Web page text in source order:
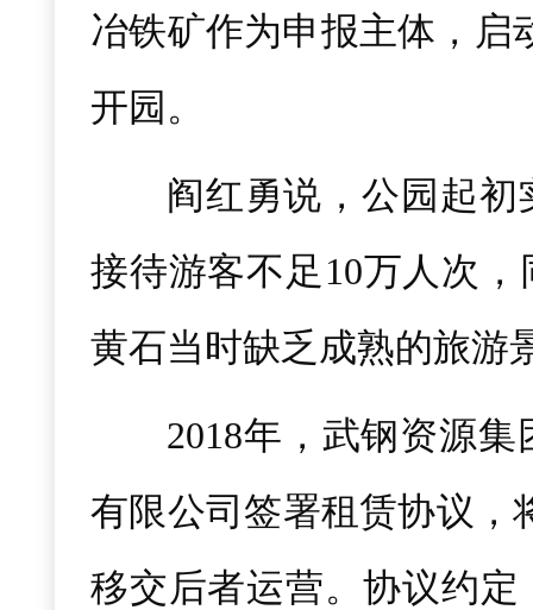
冶铁矿作为申报主体，启
开园。
阎红勇说，公园起
接待游客不足10万人次
黄石当时缺乏成熟的旅游
2018年，武钢资源
有限公司签署租赁协议，
移交后者运营。协议约